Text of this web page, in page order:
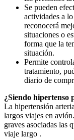
Se pueden
actividades a
reconocerá
situaciones o
forma que la
situación.
Permite
tratamiento,
diario de
¿Siendo hipertenso
La hipertensión
largos viajes en
graves asociadas las
viaje largo .